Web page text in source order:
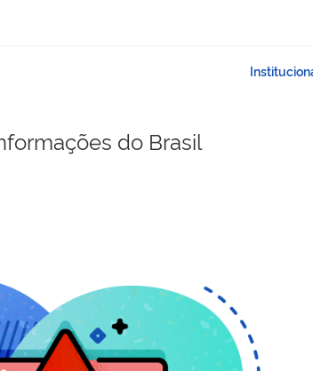
navegação do Brasil